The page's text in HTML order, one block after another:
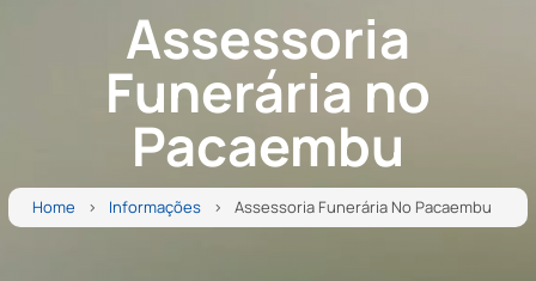
Assessoria
Funerária no
Pacaembu
Home Informações Assessoria Funerária No Pacaembu